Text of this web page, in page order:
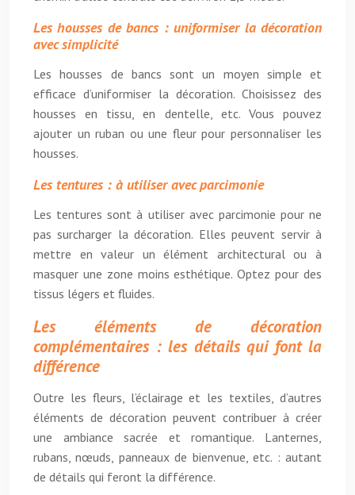
Les housses de bancs : uniformiser la décoration
avec simplicité
Les housses de bancs sont un moyen simple et
efficace d’uniformiser la décoration. Choisissez des
housses en tissu, en dentelle, etc. Vous pouvez
ajouter un ruban ou une fleur pour personnaliser les
housses.
Les tentures : à utiliser avec parcimonie
Les tentures sont à utiliser avec parcimonie pour ne
pas surcharger la décoration. Elles peuvent servir à
mettre en valeur un élément architectural ou à
masquer une zone moins esthétique. Optez pour des
tissus légers et fluides.
Les éléments de décoration
complémentaires : les détails qui font la
différence
Outre les fleurs, l’éclairage et les textiles, d’autres
éléments de décoration peuvent contribuer à créer
une ambiance sacrée et romantique. Lanternes,
rubans, nœuds, panneaux de bienvenue, etc. : autant
de détails qui feront la différence.